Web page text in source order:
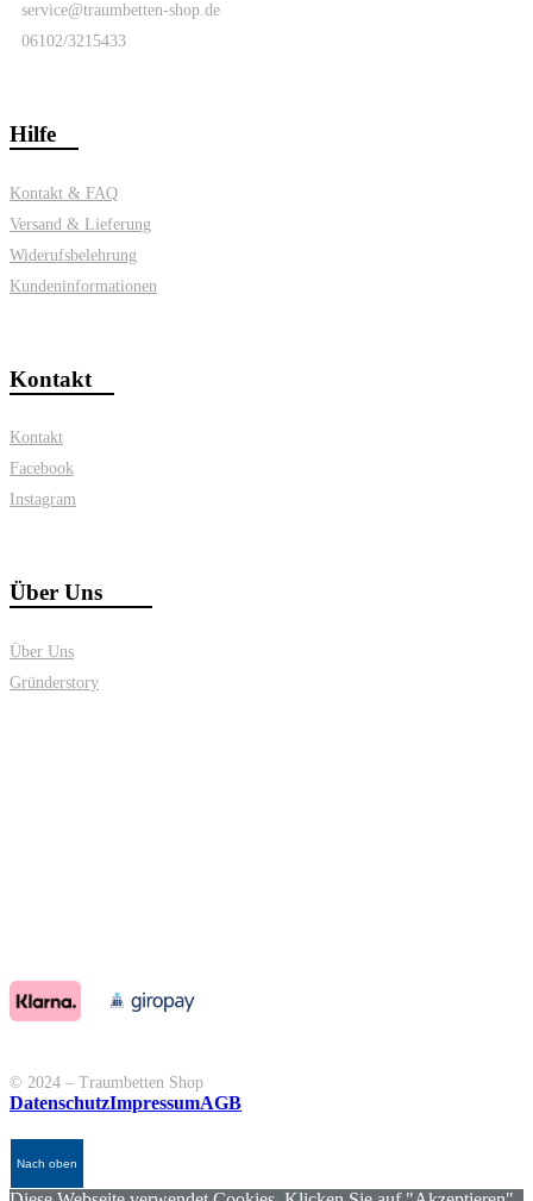
service@traumbetten-shop.de
06102/3215433
Hilfe
Kontakt & FAQ
Versand & Lieferung
Widerufsbelehrung
Kundeninformationen
Kontakt
Kontakt
Facebook
Instagram
Über Uns
Über Uns
Gründerstory
© 2024 – Traumbetten Shop
DatenschutzImpressumAGB
Nach oben